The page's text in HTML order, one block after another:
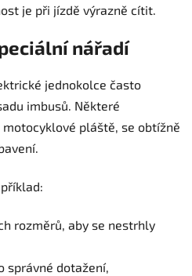
je při jízdě výrazně cítit.
nářadí
jednokolce často
imbusů. Některé
pláště, se obtížně
rozměrů, aby se nestrhly
správné dotažení,